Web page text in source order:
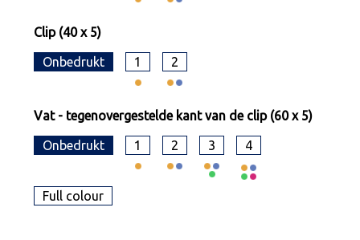
Clip (40 x 5)
Onbedrukt 1 2
Vat - tegenovergestelde kant van de clip (60 x 5)
Onbedrukt 1 2 3 4
Full colour